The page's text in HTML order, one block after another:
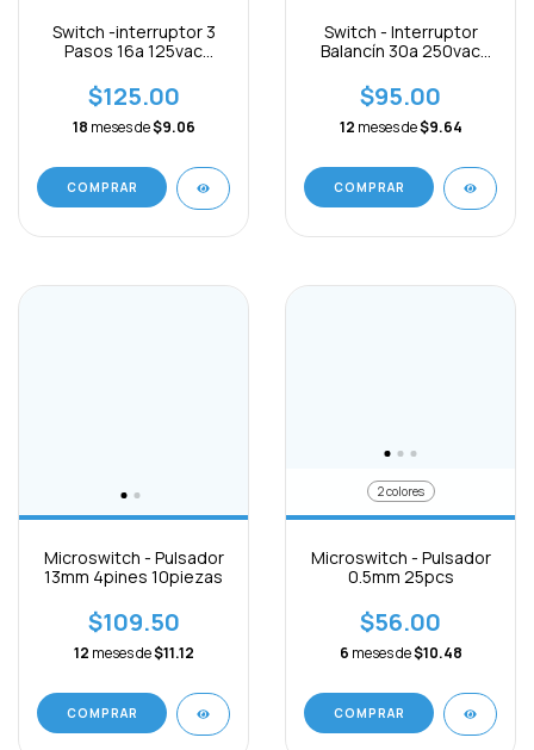
Switch -interruptor 3
Pasos 16a 125vac
$125.00
18 meses de$9.06
COMPRAR
Switch - Interruptor
Balancín 30a 250vac
$95.00
12 meses de$9.64
COMPRAR
Microswitch - Pulsador
13mm 4pines 10piezas
$109.50
12 meses de$11.12
2 colores
Microswitch - Pulsador
0.5mm 25pcs
$56.00
6 meses de$10.48
COMPRAR